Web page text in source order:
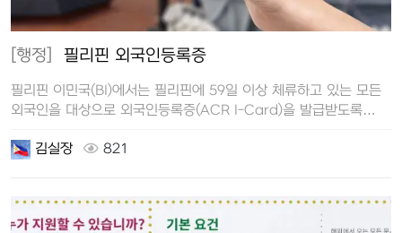
[행정] 필리핀 외국인등록증
필리핀 이민국(BI)에서는 필리핀에 59일 이상 체류하고 있는 모든
외국인을 대상으로 외국인등록증(ACR I-Card)을 발급받도록
김실장
821